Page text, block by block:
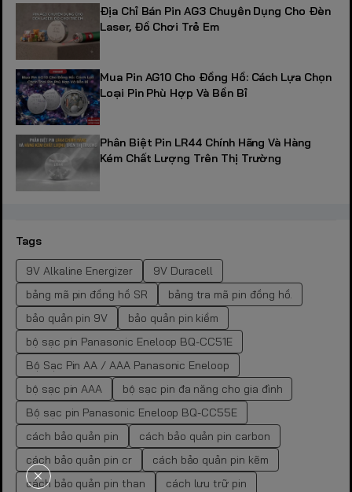
Địa Chỉ Bán Pin AG3 Chuyên Dụng Cho Đèn
Laser, Đồ Chơi Trẻ Em
Mua Pin AG10 Cho Đồng Hồ: Cách Lựa Chọn
Loại Pin Phù Hợp Và Bền Bỉ
Phân Biệt Pin LR44 Chính Hãng Và Hàng
Kém Chất Lượng Trên Thị Trường
Tags
9V Alkaline Energizer
9V Duracell
bảng mã pin đồng hồ SR
bảng tra mã pin đồng hồ.
bảo quản pin 9V
bảo quản pin kiềm
bộ sạc pin Panasonic Eneloop BQ-CC51E
Bộ Sạc Pin AA / AAA Panasonic Eneloop
bộ sạc pin AAA
bộ sạc pin đa năng cho gia đình
Bộ sạc pin Panasonic Eneloop BQ-CC55E
cách bảo quản pin
cách bảo quản pin carbon
cách bảo quản pin cr
cách bảo quản pin kẽm
cách bảo quản pin than
cách lưu trữ pin